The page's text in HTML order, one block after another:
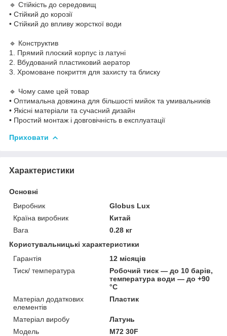
🔹 Стійкість до середовищ
• Стійкий до корозії
• Стійкий до впливу жорсткої води
🔹 Конструктив
1. Прямий плоский корпус із латуні
2. Вбудований пластиковий аератор
3. Хромоване покриття для захисту та блиску
🔹 Чому саме цей товар
• Оптимальна довжина для більшості мийок та умивальників
• Якісні матеріали та сучасний дизайн
• Простий монтаж і довговічність в експлуатації
Приховати
Характеристики
Основні
Виробник
Globus Lux
Країна виробник
Китай
Вага
0.28 кг
Користувальницькі характеристики
Гарантія
12 місяців
Тиск/ температура
Робочий тиск — до 10 барів,
температура води — до +90
°C
Матеріал додаткових
елементів
Пластик
Матеріал виробу
Латунь
Мoдель
M72 30F